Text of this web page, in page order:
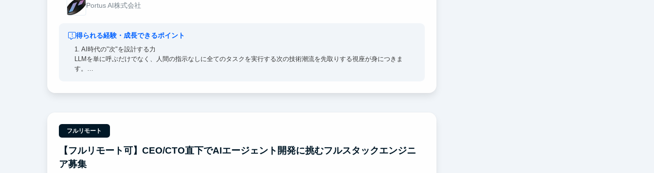
Portus AI株式会社
得られる経験・成長できるポイント
1. AI時代の"次"を設計する力
LLMを単に呼ぶだけでなく、人間の指示なしに全てのタスクを実行する次の技術潮流を先取りする視座が身につきま
す。
3. 第一線の技術者からの直接FB
学会受賞・国際学会発表の経験を持つエンジニアから、設計判断やコード品質について日常的にフィードバックを受
けられます。
フルリモート
【フルリモート可】CEO/CTO直下でAIエージェント開発に挑むフルスタックエンジニ
ア募集